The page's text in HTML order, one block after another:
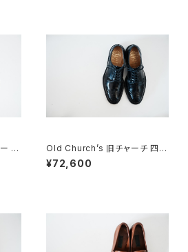
41
Old Church’s 旧チャーチ 四都
市 Grafton グラフトン 70F
¥72,600